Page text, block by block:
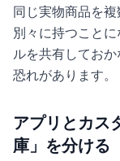
同じ実物商品を
別々に持つこと
ルを共有してお
恐れがあります。
アプリとカス
庫」を分ける